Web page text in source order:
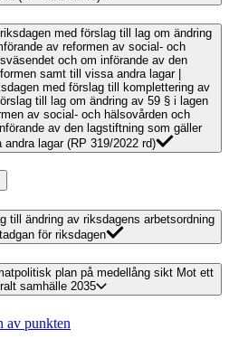
med förslag till lag om ändring
av reformen av social- och
och om införande av den
samt till vissa andra lagar |
med förslag till komplettering av
till lag om ändring av 59 § i lagen
av social- och hälsovården och
av den lagstiftning som gäller
lagar (RP 319/2022 rd)
till ändring av riksdagens arbetsordning
för riksdagen
plan på medellång sikt Mot ett
samhälle 2035
av punkten